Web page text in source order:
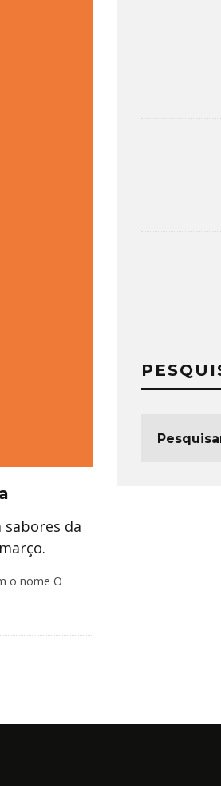
da
o nome O